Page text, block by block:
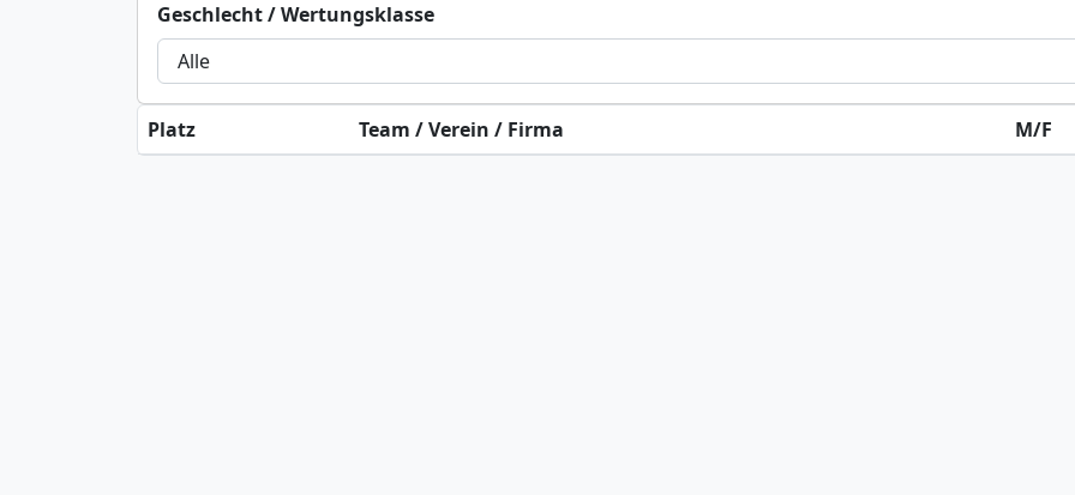
Geschlecht / Wertungsklasse
Platz Team / Verein / Firma M/F